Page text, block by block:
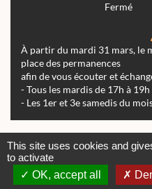
Fermé
À partir du mardi 31 mars, le
place des permanences
afin de vous écouter et
- Tous les mardis de 17h à 19h
- Les 1er et 3e samedis du
Contactez-nous
© tous droits réservés
This site uses cookies and
to activate
OK, accept all